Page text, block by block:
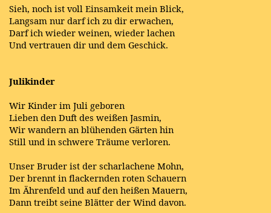
Sieh, noch ist voll Einsamkeit mein Blick,
Langsam nur darf ich zu dir erwachen,
Darf ich wieder weinen, wieder lachen
Und vertrauen dir und dem Geschick.
Julikinder
Wir Kinder im Juli geboren
Lieben den Duft des weißen Jasmin,
Wir wandern an blühenden Gärten hin
Still und in schwere Träume verloren.
Unser Bruder ist der scharlachene Mohn,
Der brennt in flackernden roten Schauern
Im Ährenfeld und auf den heißen Mauern,
Dann treibt seine Blätter der Wind davon.